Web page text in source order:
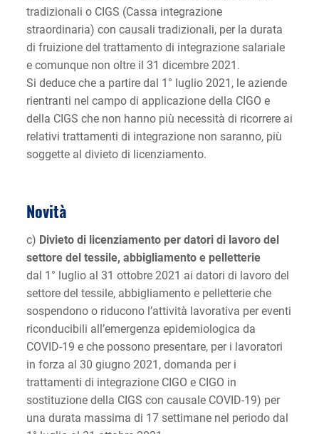
tradizionali o CIGS (Cassa integrazione
straordinaria) con causali tradizionali, per la durata
di fruizione del trattamento di integrazione salariale
e comunque non oltre il 31 dicembre 2021.
Si deduce che a partire dal 1° luglio 2021, le aziende
rientranti nel campo di applicazione della CIGO e
della CIGS che non hanno più necessità di ricorrere ai
relativi trattamenti di integrazione non saranno, più
soggette al divieto di licenziamento.
Novità
c) Divieto di licenziamento per datori di lavoro del
settore del tessile, abbigliamento e pelletterie
dal 1° luglio al 31 ottobre 2021 ai datori di lavoro del
settore del tessile, abbigliamento e pelletterie che
sospendono o riducono l’attività lavorativa per eventi
riconducibili all’emergenza epidemiologica da
COVID-19 e che possono presentare, per i lavoratori
in forza al 30 giugno 2021, domanda per i
trattamenti di integrazione CIGO e CIGO in
sostituzione della CIGS con causale COVID-19) per
una durata massima di 17 settimane nel periodo dal